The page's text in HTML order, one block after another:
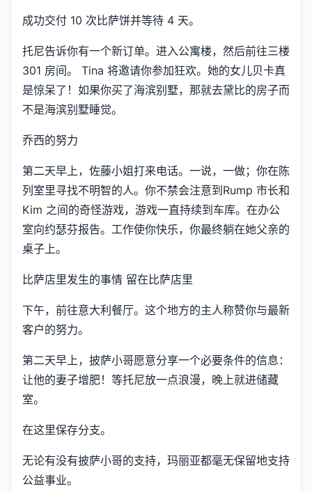
成功交付 10 次比萨饼并等待 4 天。
托尼告诉你有一个新订单。进入公寓楼，然后前往三楼
301 房间。 Tina 将邀请你参加狂欢。她的女儿贝卡真
是惊呆了！如果你买了海滨别墅，那就去黛比的房子而
不是海滨别墅睡觉。
乔西的努力
第二天早上，佐藤小姐打来电话。一说，一做；你在陈
列室里寻找不明智的人。你不禁会注意到Rump 市长和
Kim 之间的奇怪游戏，游戏一直持续到车库。在办公
室向约瑟芬报告。工作使你快乐，你最终躺在她父亲的
桌子上。
比萨店里发生的事情 留在比萨店里
下午，前往意大利餐厅。这个地方的主人称赞你与最新
客户的努力。
第二天早上，披萨小哥愿意分享一个必要条件的信息：
让他的妻子增肥！等托尼放一点浪漫，晚上就进储藏
室。
在这里保存分支。
无论有没有披萨小哥的支持，玛丽亚都毫无保留地支持
公益事业。